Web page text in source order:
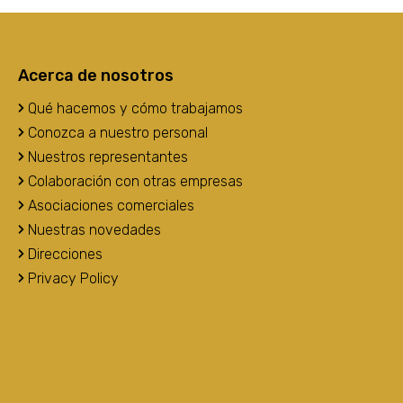
Acerca de nosotros
Qué hacemos y cómo trabajamos
Conozca a nuestro personal
Nuestros representantes
Colaboración con otras empresas
Asociaciones comerciales
Nuestras novedades
Direcciones
Privacy Policy